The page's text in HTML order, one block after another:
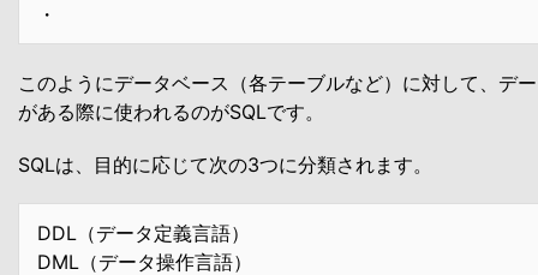
・
このようにデータベース（各テーブルなど）に対して、デ
がある際に使われるのがSQLです。
SQLは、目的に応じて次の3つに分類されます。
DDL（データ定義言語）
DML（データ操作言語）